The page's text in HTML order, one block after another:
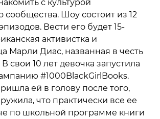
с культурой
сообщества. Шоу состоит из 12
Вести его будет 15-
активистка и
Марли Диас, названная в честь
свои 10 лет девочка запустила
#1000BlackGirlBooks.
ей в голову после того,
что практически все ее
по школьной программе книги